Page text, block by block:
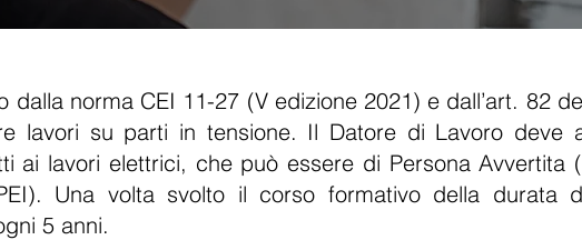
dalla norma CEI 11-27 (V edizione 2021) e dall’art. 82
lavori su parti in tensione. Il Datore di Lavoro deve
ai lavori elettrici, che può essere di Persona Avvertita
Una volta svolto il corso formativo della durata
5 anni.